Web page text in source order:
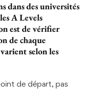
dans des universités
A Levels
est de vérifier
de chaque
selon les
de départ, pas